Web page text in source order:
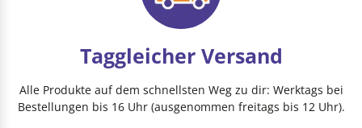
Taggleicher Versand
Alle Produkte auf dem schnellsten Weg zu dir: Werktags bei
Bestellungen bis 16 Uhr (ausgenommen freitags bis 12 Uhr).